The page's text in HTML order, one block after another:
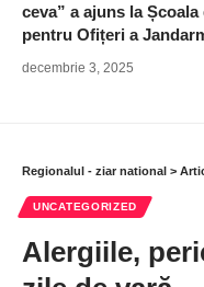
ceva” a ajuns la
pentru Ofițeri a
decembrie 3, 2025
Regionalul - ziar national >
UNCATEGORIZED
Alergiile,